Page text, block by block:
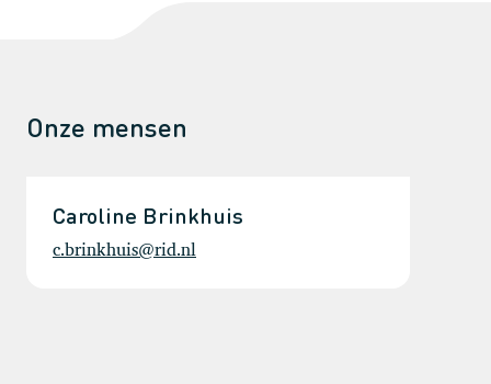
Onze mensen
Caroline Brinkhuis
c.brinkhuis@rid.nl